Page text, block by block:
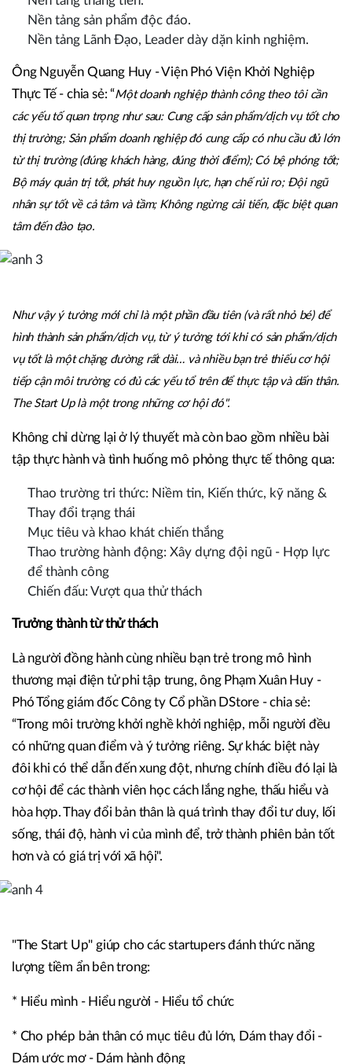
Nền tảng sản phẩm độc đáo.
Nền tảng Lãnh Đạo, Leader dày dặn kinh nghiệm.
Ông Nguyễn Quang Huy - Viện Phó Viện Khởi Nghiệp
Thực Tế - chia sẻ: “Một doanh nghiệp thành công theo tôi cần
các yếu tố quan trọng như sau: Cung cấp sản phẩm/dịch vụ tốt cho
thị trường; Sản phẩm doanh nghiệp đó cung cấp có nhu cầu đủ lớn
từ thị trường (đúng khách hàng, đúng thời điểm); Có bệ phóng tốt;
Bộ máy quản trị tốt, phát huy nguồn lực, hạn chế rủi ro; Đội ngũ
nhân sự tốt về cả tâm và tầm; Không ngừng cải tiến, đặc biệt quan
tâm đến đào tạo.
Như vậy ý tưởng mới chỉ là một phần đầu tiên (và rất nhỏ bé) để
hình thành sản phẩm/dịch vụ, từ ý tưởng tới khi có sản phẩm/dịch
vụ tốt là một chặng đường rất dài… và nhiều bạn trẻ thiếu cơ hội
tiếp cận môi trường có đủ các yếu tổ trên để thực tập và dấn thân.
The Start Up là một trong những cơ hội đó".
Không chỉ dừng lại ở lý thuyết mà còn bao gồm nhiều bài
tập thực hành và tình huống mô phỏng thực tế thông qua:
Thao trường tri thức: Niềm tin, Kiến thức, kỹ năng &
Thay đổi trạng thái
Mục tiêu và khao khát chiến thắng
Thao trường hành động: Xây dựng đội ngũ - Hợp lực
để thành công
Chiến đấu: Vượt qua thử thách
Trưởng thành từ thử thách
Là người đồng hành cùng nhiều bạn trẻ trong mô hình
thương mại điện tử phi tập trung, ông Phạm Xuân Huy -
Phó Tổng giám đốc Công ty Cổ phần DStore - chia sẻ:
“Trong môi trường khởi nghề khởi nghiệp, mỗi người đều
có những quan điểm và ý tưởng riêng. Sự khác biệt này
đôi khi có thể dẫn đến xung đột, nhưng chính điều đó lại là
cơ hội để các thành viên học cách lắng nghe, thấu hiểu và
hòa hợp. Thay đổi bản thân là quá trình thay đổi tư duy, lối
sống, thái độ, hành vi của mình để, trở thành phiên bản tốt
hơn và có giá trị với xã hội".
"The Start Up" giúp cho các startupers đánh thức năng
lượng tiềm ẩn bên trong:
* Hiểu mình - Hiểu người - Hiểu tổ chức
* Cho phép bản thân có mục tiêu đủ lớn, Dám thay đổi -
Dám ước mơ - Dám hành động